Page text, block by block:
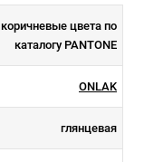
коричневые цвета по
каталогу PANTONE
ONLAK
глянцевая